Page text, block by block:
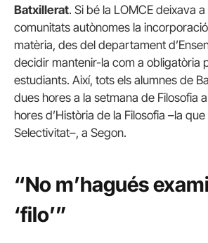
Batxillerat. Si bé la LOMCE deixava
comunitats autònomes la
matèria, des del departament
decidir mantenir-la com a obligatòria
estudiants. Així, tots els alumnes de
dues hores a la setmana de Filosofia
hores d’Història de la Filosofia –la
Selectivitat–, a Segon.
“No m’hagués
‘filo’”